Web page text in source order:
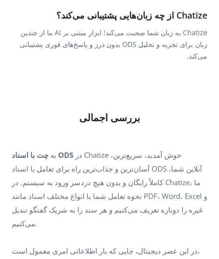
Chatize از چه زبان‌هایی پشتیبانی می‌کند؟
Chatize به زبان شما صحبت می‌کند! ابزار مبتنی بر AI ما از چندین
زبان برای تجزیه و تحلیل ODS بدون درز و پاسخ‌های فوری پشتیبانی
می‌کند.
بررسی اجمالی
به چت با اسناد ODS
آسان‌ترین و جذاب‌ترین راه برای تعامل با اسناد ODS آنلاین شما،
کاملاً رایگان و بدون هیچ دردسر ورود به سیستم. در Chatize، ما
نحوه تعامل شما با انواع مختلف اسناد مانند PDF، Word، Excel و
غیره را دوباره تعریف می‌کنیم و هر سند را به شریک گفتگو تبدیل
می‌کنیم.
در این عصر دیجیتال، جایی که بار اطلاعاتی امری معمول است،